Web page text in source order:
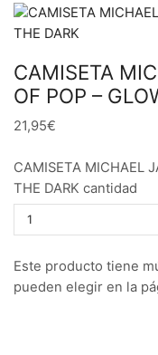
CAMISETA
OF POP –
21,95€
CAMISETA MICHAEL
THE DARK cantidad
Este producto tiene
pueden elegir en la